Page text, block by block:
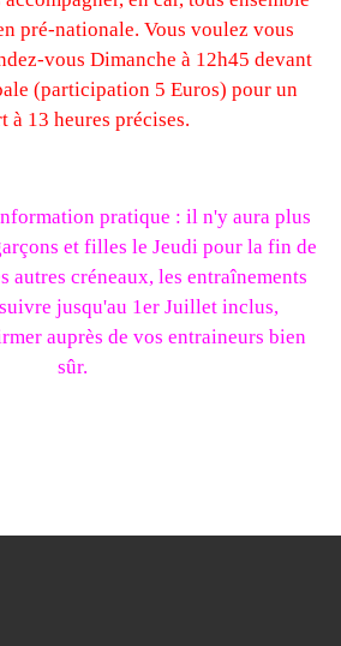
pré-nationale. Vous voulez vous
vous Dimanche à 12h45 devant
(participation 5 Euros) pour un
à 13 heures précises.
pratique : il n'y aura plus
et filles le Jeudi pour la fin de
autres créneaux, les entraînements
jusqu'au 1er Juillet inclus,
auprès de vos entraineurs bien
sûr.